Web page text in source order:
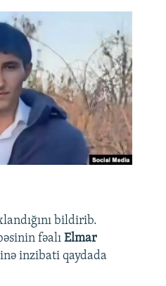
bildirib.
fəalı Elmar
inzibati qaydada